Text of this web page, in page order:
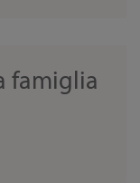
famiglia